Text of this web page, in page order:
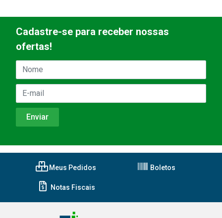
Cadastre-se para receber nossas
ofertas!
Meus Pedidos Boletos
Notas Fiscais